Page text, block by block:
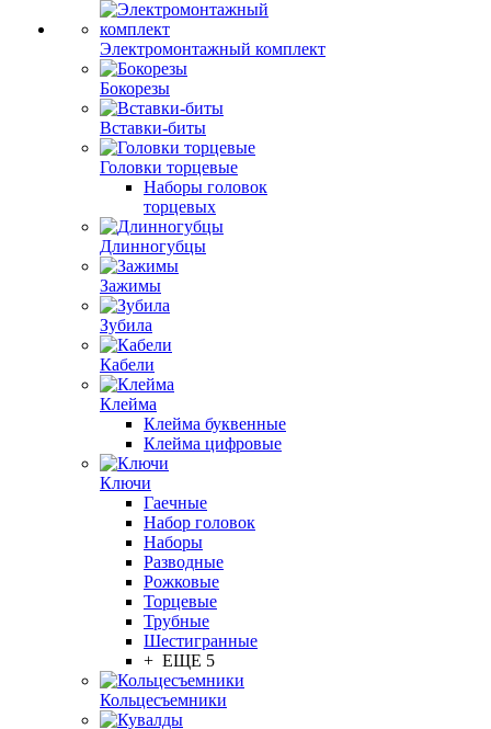
Электромонтажный комплект
Бокорезы
Вставки-биты
Головки торцевые
Наборы головок
торцевых
Длинногубцы
Зажимы
Зубила
Кабели
Клейма
Клейма буквенные
Клейма цифровые
Ключи
Гаечные
Набор головок
Наборы
Разводные
Рожковые
Торцевые
Трубные
Шестигранные
+ ЕЩЕ 5
Кольцесъемники